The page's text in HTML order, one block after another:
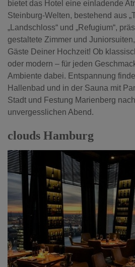
bietet das Hotel eine einladende
Steinburg-Welten, bestehend aus
„Landschloss“ und „Refugium“,
gestaltete Zimmer und
Gäste Deiner Hochzeit! Ob
oder modern – für jeden
Ambiente dabei. Entspannung
Hallenbad und in der Sauna mit
Stadt und Festung Marienberg
unvergesslichen Abend.
clouds Hamburg